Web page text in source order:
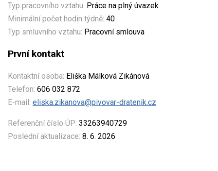
Typ pracovního vztahu: Práce na plný úvazek
Minimální počet hodin týdně: 40
Typ smluvního vztahu: Pracovní smlouva
První kontakt
Kontaktní osoba: Eliška Málková Zikánová
Telefon: 606 032 872
E-mail: eliska.zikanova@pivovar-dratenik.cz
Referenční číslo ÚP: 33263940729
Poslední aktualizace: 8. 6. 2026